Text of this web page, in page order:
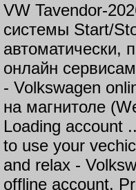
VW Tavendor-
системы Start/
автоматически,
онлайн
- Volkswagen
на магнитоле
Loading account
to use your
and relax -
offline account,